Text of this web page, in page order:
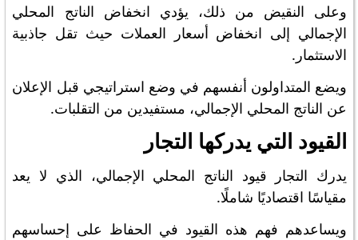
وعلى النقيض من ذلك، يؤدي انخفاض الناتج المحلي
الإجمالي إلى انخفاض أسعار العملات حيث تقل جاذبية
الاستثمار.
ويضع المتداولون أنفسهم في وضع استراتيجي قبل الإعلان
عن الناتج المحلي الإجمالي، مستفيدين من التقلبات.
القيود التي يدركها التجار
يدرك التجار قيود الناتج المحلي الإجمالي، الذي لا يعد
مقياسًا اقتصاديًا شاملًا.
ويساعدهم فهم هذه القيود في الحفاظ على إحساسهم